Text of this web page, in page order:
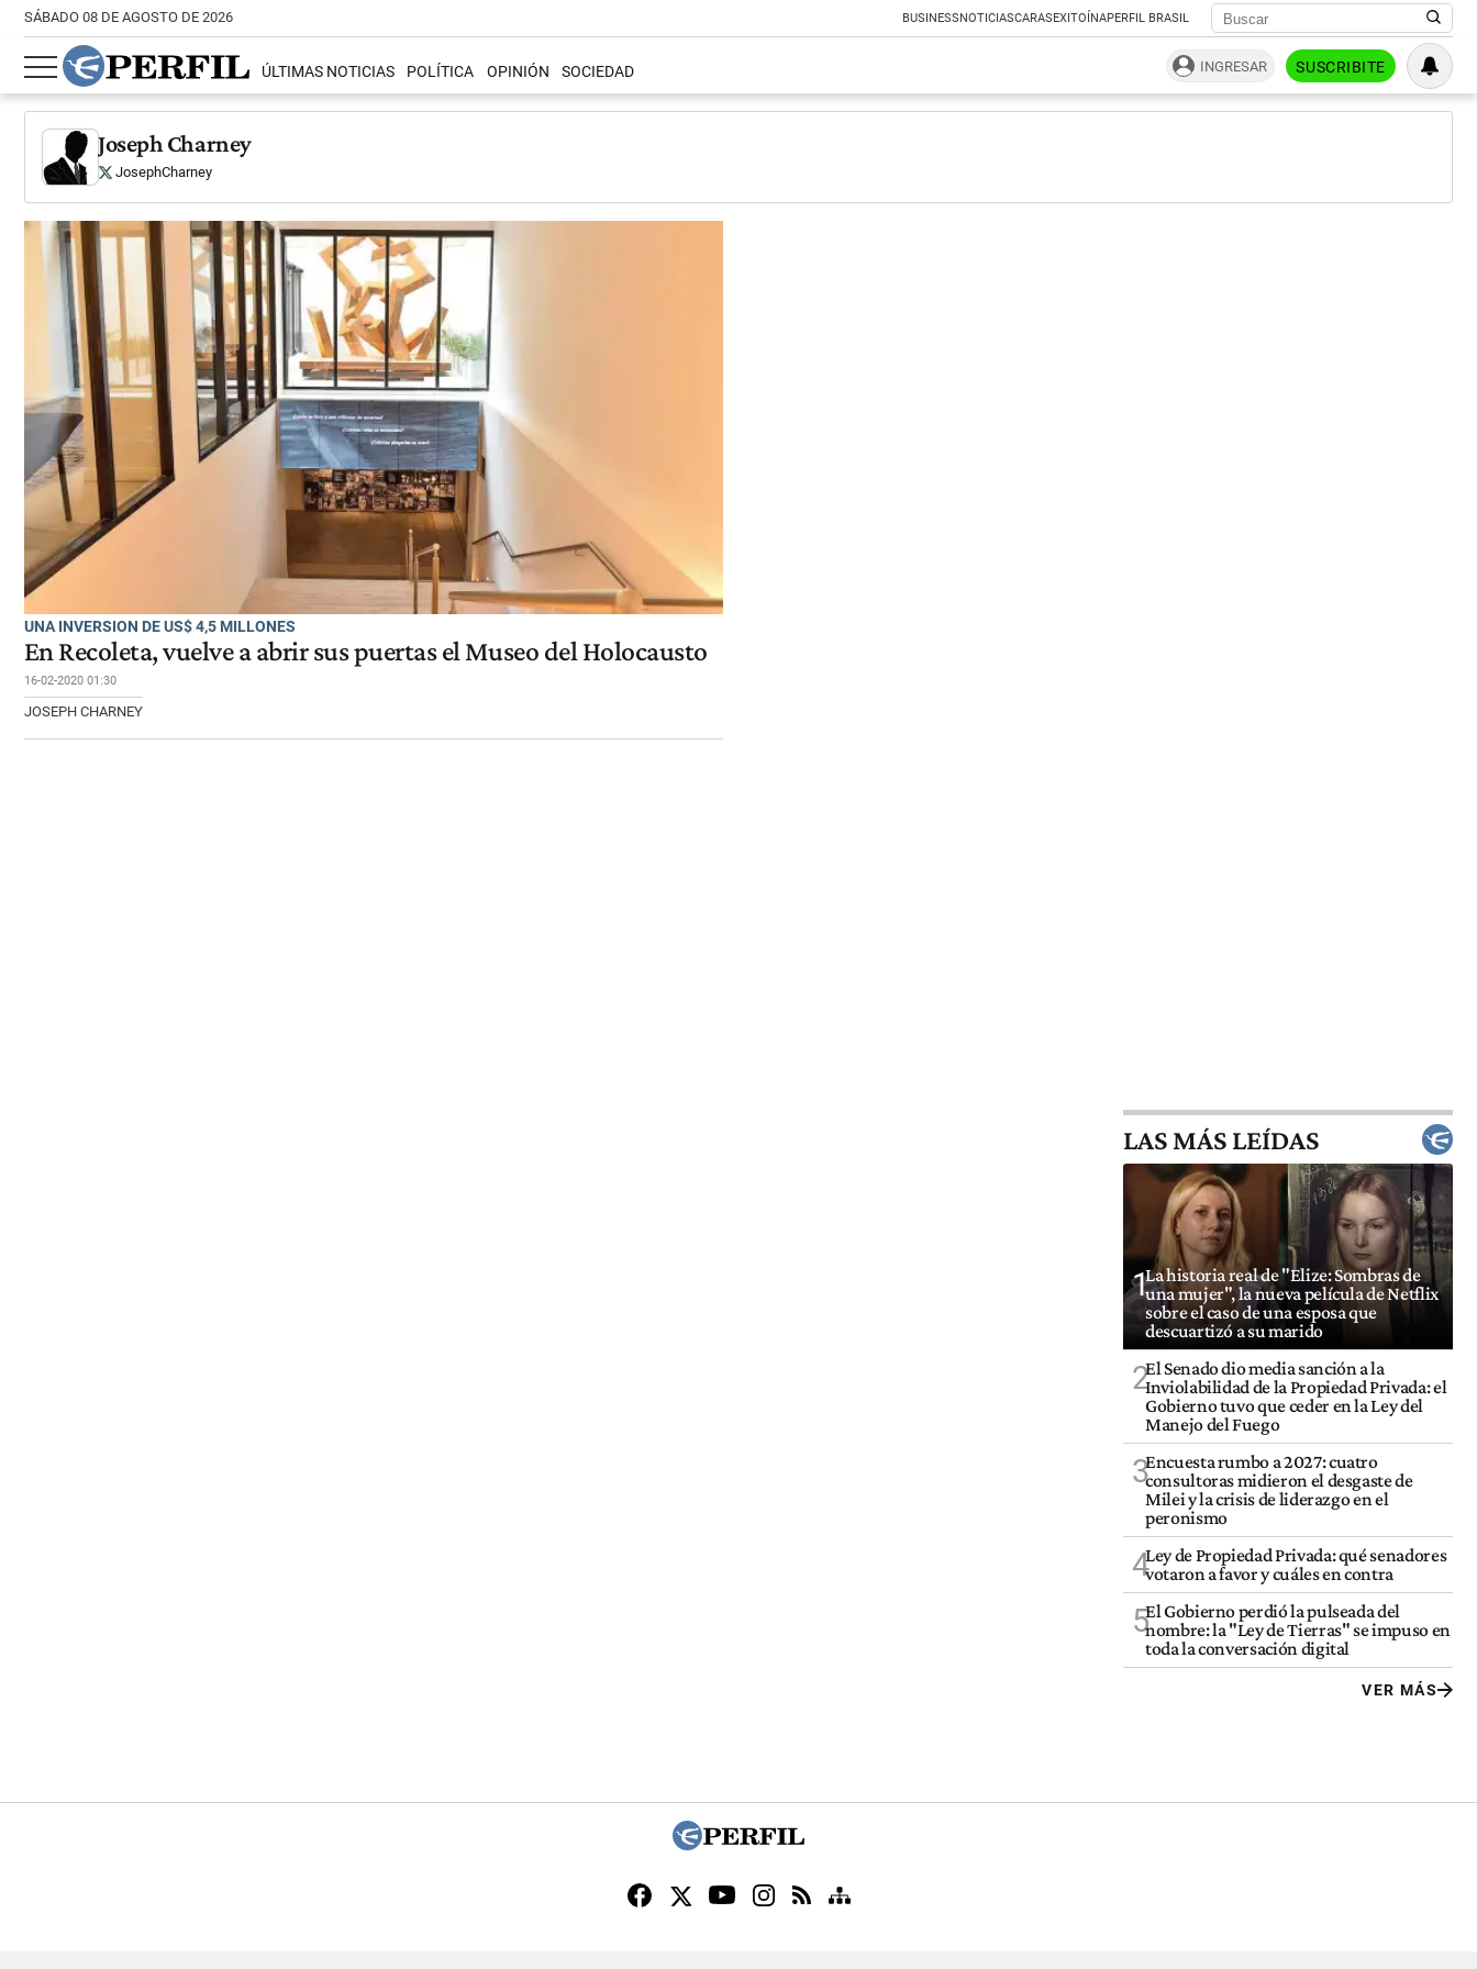
SÁBADO 08 DE AGOSTO DE 2026 BUSINESSNOTICIASCARASEXITOÍNAPERFIL BRASIL
ÚLTIMAS NOTICIAS POLÍTICA OPINIÓN SOCIEDAD INGRESAR SUSCRIBITE
Joseph Charney
JosephCharney
UNA INVERSION DE US$ 4,5 MILLONES
En Recoleta, vuelve a abrir sus puertas el Museo del Holocausto
16-02-2020 01:30
JOSEPH CHARNEY
LAS MÁS LEÍDAS
1La historia real de "Elize: Sombras de
una mujer", la nueva película de Netflix
sobre el caso de una esposa que
descuartizó a su marido
2El Senado dio media sanción a la
Inviolabilidad de la Propiedad Privada: el
Gobierno tuvo que ceder en la Ley del
Manejo del Fuego
3Encuesta rumbo a 2027: cuatro
consultoras midieron el desgaste de
Milei y la crisis de liderazgo en el
peronismo
4Ley de Propiedad Privada: qué senadores
votaron a favor y cuáles en contra
5El Gobierno perdió la pulseada del
nombre: la "Ley de Tierras" se impuso en
toda la conversación digital
VER MÁS